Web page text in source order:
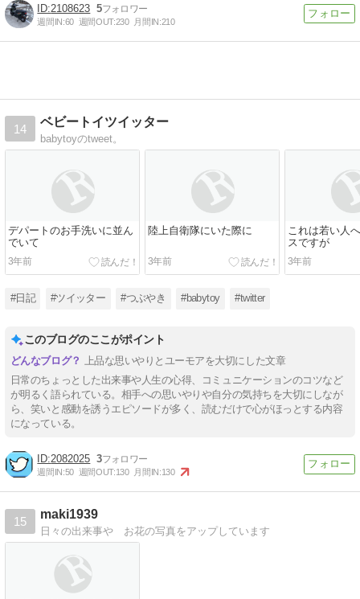
2108623 5
週間IN:60 週間OUT:230 月間IN:210
14
ベビートイツイッター
babytoyのtweet。
デパートのお手洗いに並ん
でいて
3年前
陸上自衛隊にいた際に
3年前
これは若い人
スですが
3年前
#日記 #ツイッター #つぶやき #babytoy #twitter
このブログのここがポイント
上品な思いやりとユーモアを大切にした文章
日常のちょっとした出来事や人生の心得、コミュニケーションのコツなど
が明るく語られている。相手への思いやりや自分の気持ちを大切にしなが
ら、笑いと感動を誘うエピソードが多く、読むだけで心がほっとする内容
になっている。
2082025 3
週間IN:50 週間OUT:130 月間IN:130
15
maki1939
日々の出来事や お花の写真をアップしています